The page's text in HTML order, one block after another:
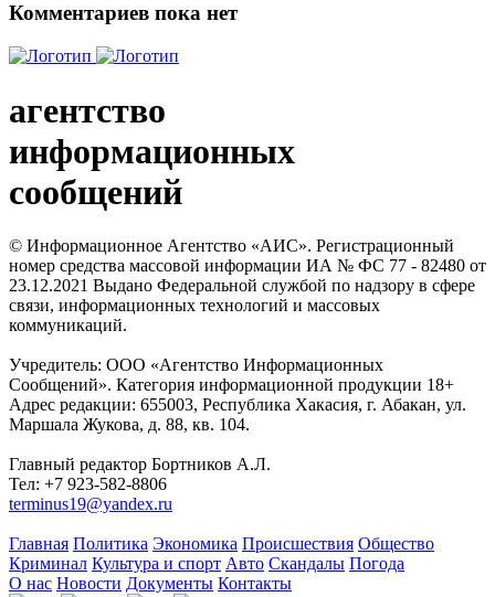
Комментариев пока нет
агентство
информационных
сообщений
© Информационное Агентство «АИС». Регистрационный
номер средства массовой информации ИА № ФС 77 - 82480 от
23.12.2021 Выдано Федеральной службой по надзору в сфере
связи, информационных технологий и массовых
коммуникаций.
Учредитель: ООО «Агентство Информационных
Сообщений». Категория информационной продукции 18+
Адрес редакции: 655003, Республика Хакасия, г. Абакан, ул.
Маршала Жукова, д. 88, кв. 104.
Главный редактор Бортников А.Л.
Тел: +7 923-582-8806
terminus19@yandex.ru
Главная Политика Экономика Происшествия Общество
Криминал Культура и спорт Авто Скандалы Погода
О нас Новости Документы Контакты